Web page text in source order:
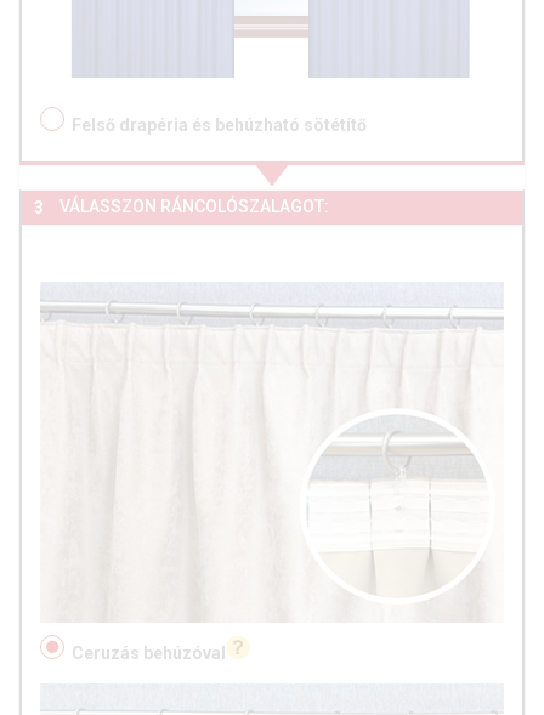
Felső drapéria és behúzható sötétítő
3 VÁLASSZON RÁNCOLÓSZALAGOT:
Ceruzás behúzóval